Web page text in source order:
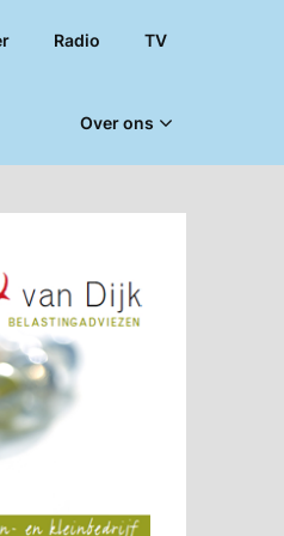
Radio TV
Over ons